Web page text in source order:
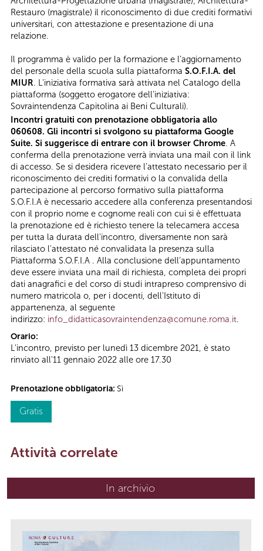
Restauro (magistrale) il riconoscimento di due crediti formativi
universitari, con attestazione e presentazione di una
relazione.
Il programma è valido per la formazione e l’aggiornamento
del personale della scuola sulla piattaforma S.O.F.I.A. del
MIUR. L'iniziativa formativa sarà attivata nel Catalogo della
piattaforma (soggetto erogatore dell’iniziativa:
Sovraintendenza Capitolina ai Beni Culturali).
Incontri gratuiti con prenotazione obbligatoria allo
060608. Gli incontri si svolgono su piattaforma Google
Suite. Si suggerisce di entrare con il browser Chrome. A
conferma della prenotazione verrà inviata una mail con il link
di accesso. Se si desidera ricevere l’attestato necessario per il
riconoscimento dei crediti formativi o la convalida della
partecipazione al percorso formativo sulla piattaforma
S.O.F.I.A è necessario accedere alla conferenza presentandosi
con il proprio nome e cognome reali con cui si è effettuata
la prenotazione ed è richiesto tenere la telecamera accesa
per tutta la durata dell'incontro, diversamente non sarà
rilasciato l'attestato né convalidata la presenza sulla
Piattaforma S.O.F.I.A . Alla conclusione dell’appuntamento
deve essere inviata una mail di richiesta, completa dei propri
dati anagrafici e del corso di studi intrapreso comprensivo di
numero matricola o, per i docenti, dell'Istituto di
appartenenza, al seguente
indirizzo: info_didatticasovraintendenza@comune.roma.it.
Orario:
L'incontro, previsto per lunedì 13 dicembre 2021, è stato
rinviato all'11 gennaio 2022 alle ore 17.30
Prenotazione obbligatoria: Sì
Gratis
Attività correlate
In archivio